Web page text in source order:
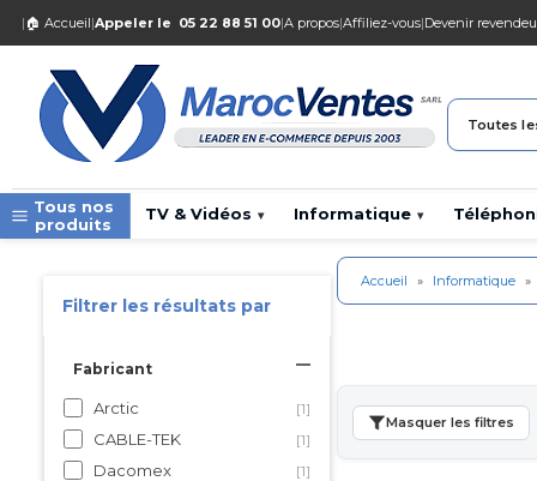
| 🏠 Accueil|Appeler le 05 22 88 51 00|A propos|Affiliez-vous|Devenir
Toutes
Tous nos
produits
TV & Vidéos ▾ Informatique ▾
Filtrer les résultats par
Fabricant
Arctic [1]
CABLE-TEK [1]
Dacomex [1]
Accueil » Informatique »
Masquer les filtres